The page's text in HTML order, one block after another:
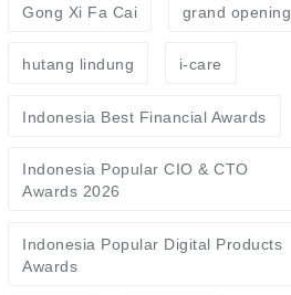
Gong Xi Fa Cai grand opening
hutang lindung i-care
Indonesia Best Financial Awards
Indonesia Popular CIO & CTO
Awards 2026
Indonesia Popular Digital Products
Awards